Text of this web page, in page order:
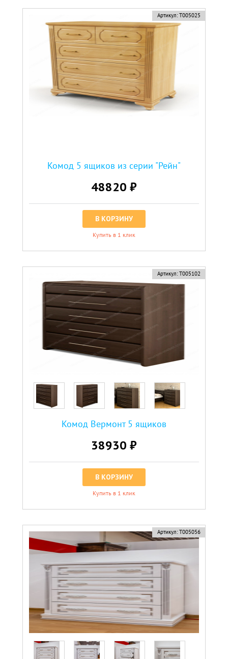
Артикул: Т005025
Комод 5 ящиков из серии "Рейн"
48820 ₽
В КОРЗИНУ
Купить в 1 клик
Артикул: Т005102
Комод Вермонт 5 ящиков
38930 ₽
В КОРЗИНУ
Купить в 1 клик
Артикул: Т005056